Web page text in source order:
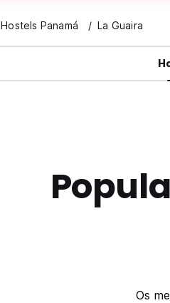
Hostels Panamá La Guaira
Os